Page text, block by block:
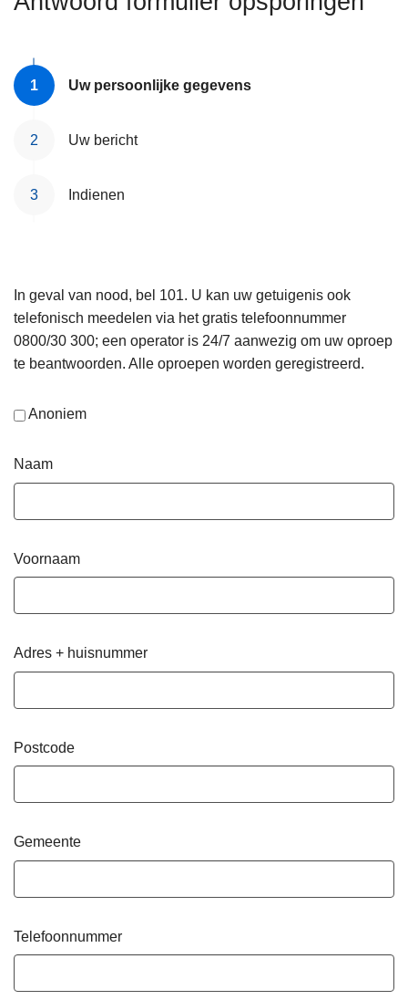
Uw persoonlijke gegevens
Uw bericht
Indienen
In geval van nood, bel 101. U kan uw getuigenis ook
telefonisch meedelen via het gratis telefoonnummer
0800/30 300; een operator is 24/7 aanwezig om uw oproep
te beantwoorden. Alle oproepen worden geregistreerd.
Anoniem
Naam
Voornaam
Adres + huisnummer
Postcode
Gemeente
Telefoonnummer